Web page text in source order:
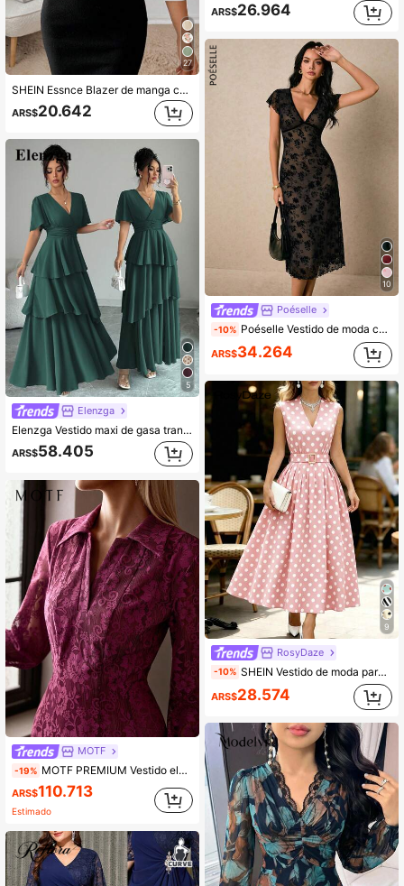
27
SHEIN Essnce Blazer de manga corta minimalista de unicolor para mujer para uso diario en otoño/invierno
ARS$20.642
5
Elenzga
Elenzga Vestido maxi de gasa transparente con forro de gasa, color verde menta, con mangas acampanadas, cintura fruncida, pliegues en la espalda, cintura elástica y corte asimétrico. Elegante, de estilo retro francés, para oficina, viajes, casual, playa, tarde, fiesta, primavera y verano.
ARS$58.405
MOTF
-19% MOTF PREMIUM Vestido elegante de encaje grueso con cintura ceñida y efecto adelgazante para mujer
ARS$110.713
Estimado
ARS$26.964
10
Poéselle
-10% Poéselle Vestido de moda con volantes de jacquard estilo vacaciones francesas para mujer
ARS$34.264
9
RosyDaze
-10% SHEIN Vestido de moda para mujer sin mangas con cuello en V, estampado de lunares, cintura ceñida y corte en A, adecuado para el Día de San Valentín y citas
ARS$28.574